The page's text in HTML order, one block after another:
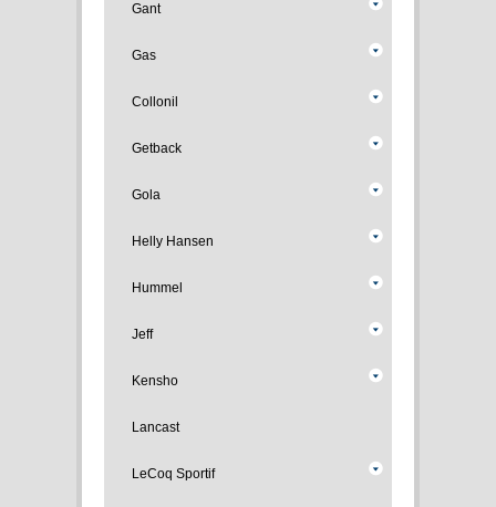
Gant
Gas
Collonil
Getback
Gola
Helly Hansen
Hummel
Jeff
Kensho
Lancast
LeCoq Sportif